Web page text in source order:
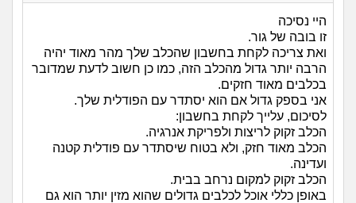
היי נסיכה
זו בובה של גור.
ואת צריכה לקחת בחשבון שהכלב שלך מהר מאוד יהיה
הרבה יותר גדול מהכלב הזה, כמו כן חשוב לדעת שמדובר
בכלבים מאוד חזקים.
אני בספק גדול אם הוא יסתדר עם הפודלית שלך.
לסיכום, עלייך לקחת בחשבון:
הכלב זקוק לריצות ולפריקת אנרגיה.
הכלב מאוד חזק, ולא בטוח שיסתדר עם פודלית קטנה
ועדינה.
הכלב זקוק למקום נרחב בבית.
באופן כללי אוכל לכלבים גדולים שהוא מזין יותר הוא גם